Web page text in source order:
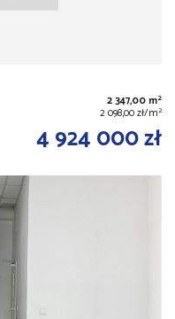
2 347,00 m2
2 098,00 zł/m2
4 924 000 zł